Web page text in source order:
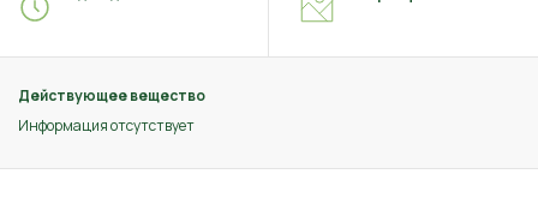
Действующее вещество
Информация отсутствует